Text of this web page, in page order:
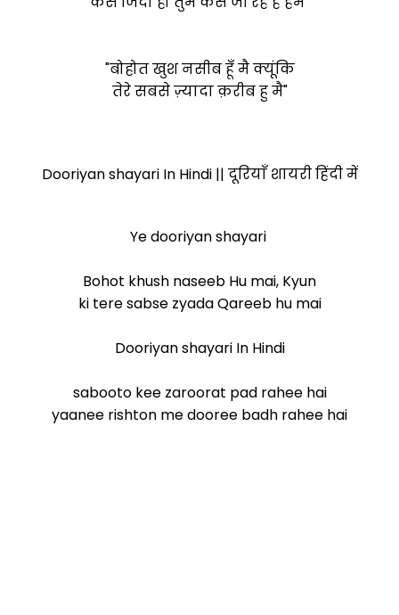
"बोहोत खुश नसीब हूँ मै क्यूंकि
तेरे सबसे ज़्यादा क़रीब हु मै"
Dooriyan shayari In Hindi || दूरियाँ शायरी हिंदी में
Ye dooriyan shayari
Bohot khush naseeb Hu mai, Kyun
ki tere sabse zyada Qareeb hu mai
Dooriyan shayari In Hindi
sabooto kee zaroorat pad rahee hai
yaanee rishton me dooree badh rahee hai